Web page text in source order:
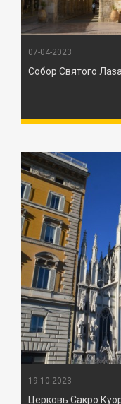
07-04-2023
Собор Святого
19-10-2023
Церковь Сакро